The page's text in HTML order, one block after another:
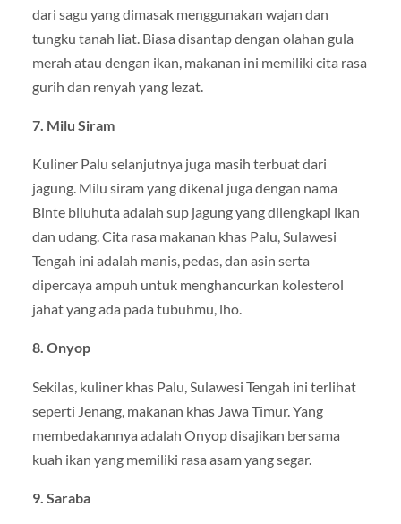
dari sagu yang dimasak menggunakan wajan dan
tungku tanah liat. Biasa disantap dengan olahan gula
merah atau dengan ikan, makanan ini memiliki cita rasa
gurih dan renyah yang lezat.
7. Milu Siram
Kuliner Palu selanjutnya juga masih terbuat dari
jagung. Milu siram yang dikenal juga dengan nama
Binte biluhuta adalah sup jagung yang dilengkapi ikan
dan udang. Cita rasa makanan khas Palu, Sulawesi
Tengah ini adalah manis, pedas, dan asin serta
dipercaya ampuh untuk menghancurkan kolesterol
jahat yang ada pada tubuhmu, lho.
8. Onyop
Sekilas, kuliner khas Palu, Sulawesi Tengah ini terlihat
seperti Jenang, makanan khas Jawa Timur. Yang
membedakannya adalah Onyop disajikan bersama
kuah ikan yang memiliki rasa asam yang segar.
9. Saraba